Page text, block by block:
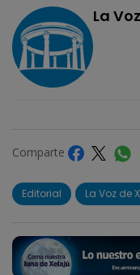
La
Comparte
Editorial La Voz de